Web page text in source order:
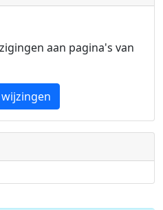
aan pagina's van